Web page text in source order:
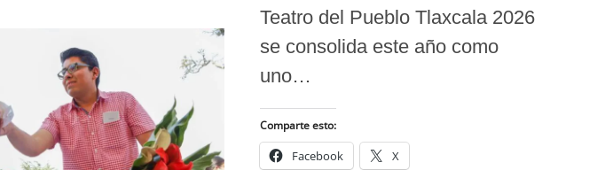
Teatro del Pueblo Tlaxcala 2026
se consolida este año como
uno…
Comparte esto:
Facebook X